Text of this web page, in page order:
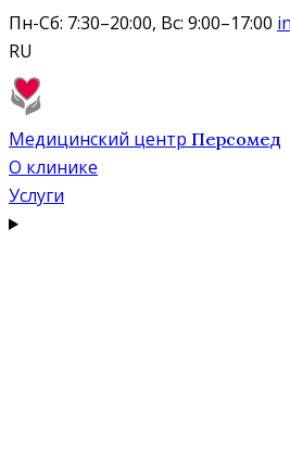
Пн-Сб: 7:30–20:00, Вс: 9:00–17:00
RU
Медицинский центр Персомед
О клинике
Услуги